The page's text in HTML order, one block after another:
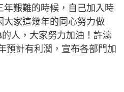
年艱難的時候，自己加入時
大家這幾年的同心努力做
人，大家努力加油！許濤
預計有利潤，宣布各部門加